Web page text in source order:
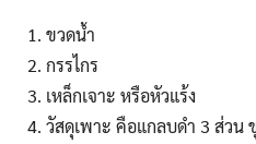
ขวดน้ำ
กรรไกร
เหล็กเจาะ หรือหัวแร้ง
วัสดุเพาะ คือแกลบดำ 3 ส่วน